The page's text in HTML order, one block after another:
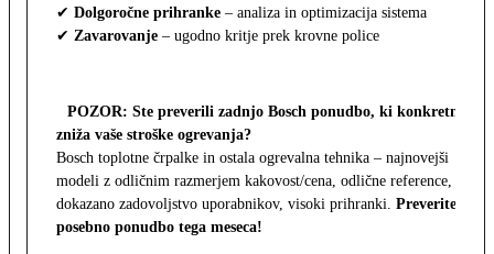
✔ Dolgoročne prihranke – analiza in optimizacija sistema
✔ Zavarovanje – ugodno kritje prek krovne police
POZOR: Ste preverili zadnjo Bosch ponudbo, ki konkretno
zniža vaše stroške ogrevanja?
Bosch toplotne črpalke in ostala ogrevalna tehnika – najnovejši
modeli z odličnim razmerjem kakovost/cena, odlične reference,
dokazano zadovoljstvo uporabnikov, visoki prihranki. Preverite
posebno ponudbo tega meseca!